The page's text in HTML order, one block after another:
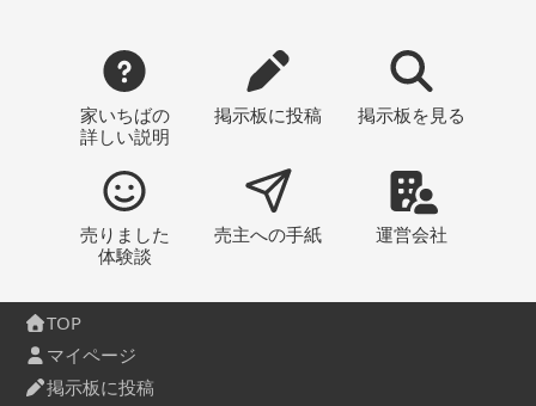
家いちばの
詳しい説明
掲示板に投稿 掲示板 を見る
売りました
体験談
売主への手紙 運営会社
TOP
マイページ
掲示板に投稿